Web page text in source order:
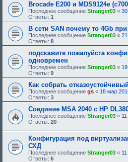
Brocade E200 и MDS9124e
Последнее сообщение Stranger03 «
Ответы: 1
В сети SAN почему то 4Gb
Последнее сообщение Stranger03 «
Ответы: 8
подскажите пожалуйста
одновремен
Последнее сообщение Stranger03 «
Ответы: 9
Как собрать
Последнее сообщение gs « 18 мар
Ответы: 3
Соединие MSA 2040 c HP
Последнее сообщение Stranger03 «
Ответы: 20
Конфигурация под
СХД
Последнее сообщение Stranger03 «
Ответы: 6